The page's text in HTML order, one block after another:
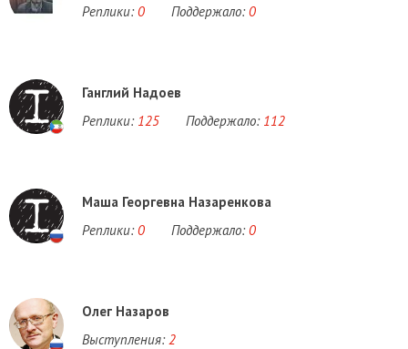
Реплики: 0 Поддержало: 0
Ганглий Надоев
Реплики: 125 Поддержало: 112
Маша Георгевна Назаренкова
Реплики: 0 Поддержало: 0
Олег Назаров
Выступления: 2